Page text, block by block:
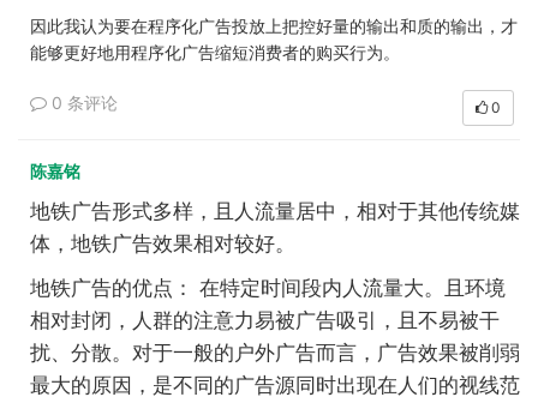
因此我认为要在程序化广告投放上把控好量的输出和质的输出，才
能够更好地用程序化广告缩短消费者的购买行为。
0 条评论 0
陈嘉铭
地铁广告形式多样，且人流量居中，相对于其他传统媒
体，地铁广告效果相对较好。
地铁广告的优点： 在特定时间段内人流量大。且环境
相对封闭，人群的注意力易被广告吸引，且不易被干
扰、分散。对于一般的户外广告而言，广告效果被削弱
最大的原因，是不同的广告源同时出现在人们的视线范